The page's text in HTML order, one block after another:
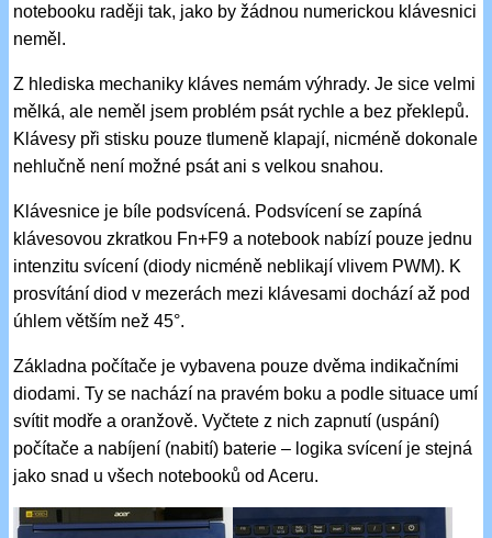
notebooku raději tak, jako by žádnou numerickou klávesnici
neměl.
Z hlediska mechaniky kláves nemám výhrady. Je sice velmi
mělká, ale neměl jsem problém psát rychle a bez překlepů.
Klávesy při stisku pouze tlumeně klapají, nicméně dokonale
nehlučně není možné psát ani s velkou snahou.
Klávesnice je bíle podsvícená. Podsvícení se zapíná
klávesovou zkratkou Fn+F9 a notebook nabízí pouze jednu
intenzitu svícení (diody nicméně neblikají vlivem PWM). K
prosvítání diod v mezerách mezi klávesami dochází až pod
úhlem větším než 45°.
Základna počítače je vybavena pouze dvěma indikačními
diodami. Ty se nachází na pravém boku a podle situace umí
svítit modře a oranžově. Vyčtete z nich zapnutí (uspání)
počítače a nabíjení (nabití) baterie – logika svícení je stejná
jako snad u všech notebooků od Aceru.